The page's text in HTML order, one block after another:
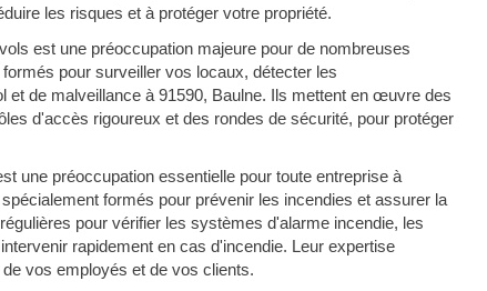
les risques et à protéger votre propriété.
est une préoccupation majeure pour de nombreuses
pour surveiller vos locaux, détecter les
de malveillance à 91590, Baulne. Ils mettent en œuvre des
d'accès rigoureux et des rondes de sécurité, pour protéger
une préoccupation essentielle pour toute entreprise à
formés pour prévenir les incendies et assurer la
pour vérifier les systèmes d'alarme incendie, les
rapidement en cas d'incendie. Leur expertise
vos employés et de vos clients.